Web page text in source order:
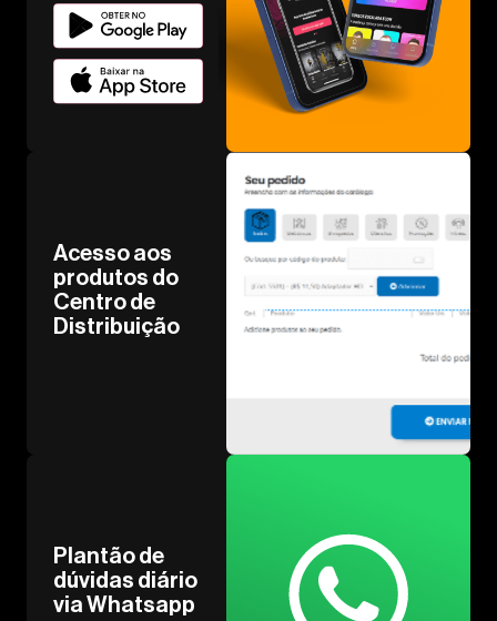
Acesso aos
produtos do
Centro de
Distribuição
Plantão de
dúvidas diário
via Whatsapp